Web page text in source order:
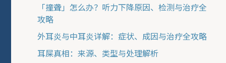
「撞聋」怎么办？听力下降原因、检测与治疗全
攻略
外耳炎与中耳炎详解：症状、成因与治疗全攻略
耳屎真相：来源、类型与处理解析